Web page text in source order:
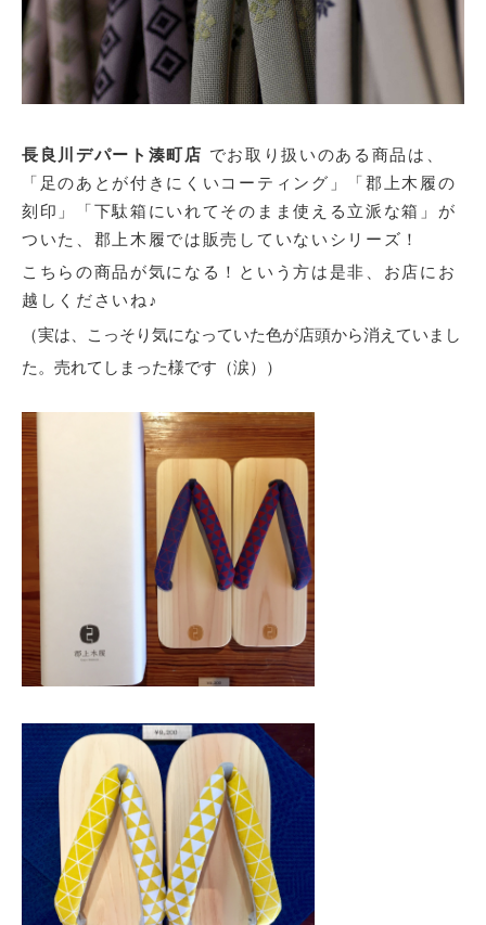
長良川デパート湊町店 でお取り扱いのある商品は、
「足のあとが付きにくいコーティング」「郡上木履の
刻印」
「下駄箱にいれてそのまま使える立派な箱」が
ついた、郡上木履では販売していないシリーズ！
こちらの商品が気になる！という方は是非、お店にお
越しくださいね♪
（実は、こっそり気になっていた色が店頭から消えていまし
た。売れてしまった様です（涙））